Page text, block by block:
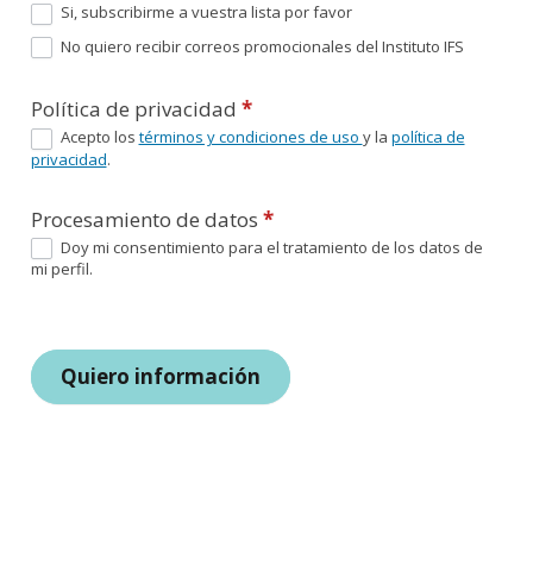
Si, subscribirme a vuestra lista por favor
No quiero recibir correos promocionales del Instituto IFS
Política de privacidad *
Acepto los términos y condiciones de uso y la política de
privacidad.
Procesamiento de datos *
Doy mi consentimiento para el tratamiento de los datos de
mi perfil.
Quiero información